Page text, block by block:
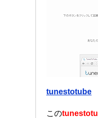
tunestotube
この